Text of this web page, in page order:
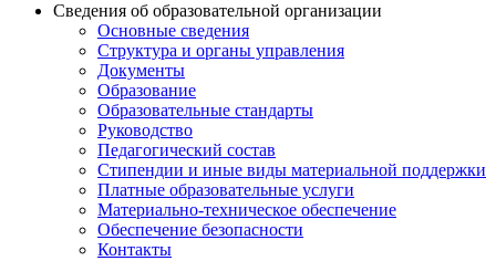
Сведения об образовательной организации
Основные сведения
Структура и органы управления
Документы
Образование
Образовательные стандарты
Руководство
Педагогический состав
Стипендии и иные виды материальной поддержки
Платные образовательные услуги
Материально-техническое обеспечение
Обеспечение безопасности
Контакты